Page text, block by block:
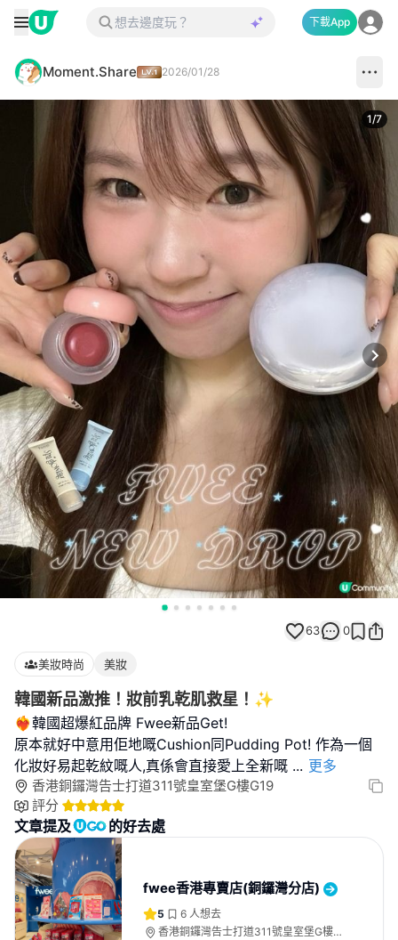
下載App
Moment.Share 2026/01/28
1/7
63 0
美妝時尚 美妝
韓國新品激推！妝前乳乾肌救星！✨
❤️‍🔥韓國超爆紅品牌 Fwee新品Get!
原本就好中意用佢地嘅Cushion同Pudding Pot! 作為一個
化妝好易起乾紋嘅人,真係會直接愛上全新嘅 ... 更多
香港銅鑼灣告士打道311號皇室堡G樓G19
評分
文章提及 的好去處
fwee香港專賣店(銅鑼灣分店)
5 6 人想去
香港銅鑼灣告士打道311號皇室堡G樓